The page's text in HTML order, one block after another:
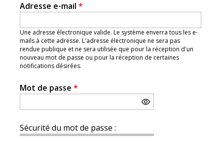
Adresse e-mail *
Une adresse électronique valide. Le système enverra tous les e-
mails à cette adresse. L'adresse électronique ne sera pas
rendue publique et ne sera utilisée que pour la réception d'un
nouveau mot de passe ou pour la réception de certaines
notifications désirées.
Mot de passe *
Sécurité du mot de passe :